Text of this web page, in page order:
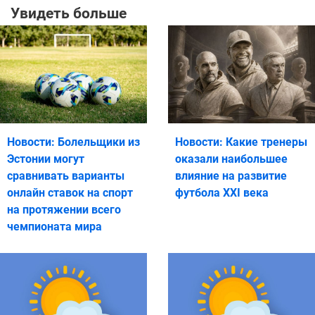
Увидеть больше
Новости: Болельщики из
Эстонии могут
сравнивать варианты
онлайн ставок на спорт
на протяжении всего
чемпионата мира
Новости: Какие тренеры
оказали наибольшее
влияние на развитие
футбола XXI века